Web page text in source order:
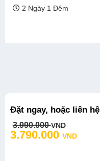
Đặt ngay, hoặc liên hệ
3.990.000VND
Original
price
was:
3.790.000 VND
Current
price
is:
2 Ngày 1 Đêm